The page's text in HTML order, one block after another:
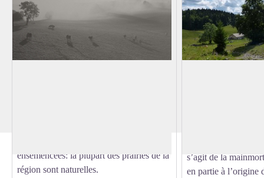
ensemencées: la plupart des prairies de la
région sont naturelles.
s’agit de la
en partie à l’origine